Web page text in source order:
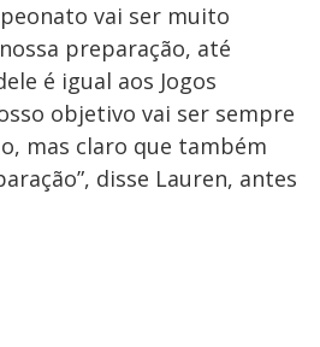
vai ser muito
preparação, até
é igual aos Jogos
objetivo vai ser sempre
mas claro que também
disse Lauren, antes